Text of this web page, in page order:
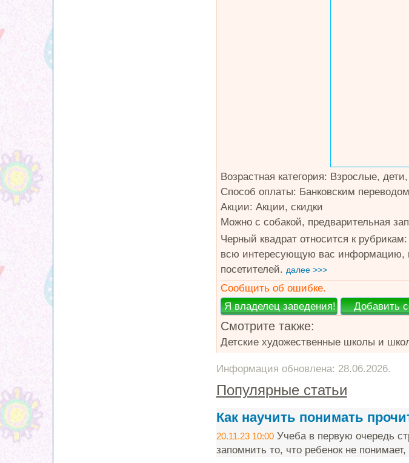
Возрастная категория: Взрослые,
Способ оплаты: Банковским
Акции: Акции, скидки
Можно с собакой, предварительная
Черный квадрат относится к
всю интересующую вас информацию,
посетителей. далее >>>
Сообщить об ошибке.
Смотрите также:
Детские художественные школы и
Информация обновлена: 28.06.2026.
Популярные статьи
Как научить понимать
20.11.23 10:00Учеба в первую очередь
запомнить то, что ребенок не